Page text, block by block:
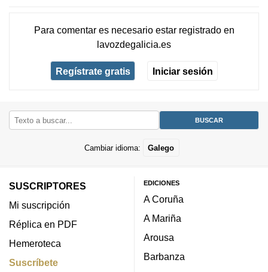
Para comentar es necesario estar registradoen
lavozdegalicia.es
Regístrate gratis Iniciar sesión
Cambiar idioma: Galego
SUSCRIPTORES
Mi suscripción
Réplica en PDF
Hemeroteca
Suscríbete
EDICIONES
A Coruña
A Mariña
Arousa
Barbanza